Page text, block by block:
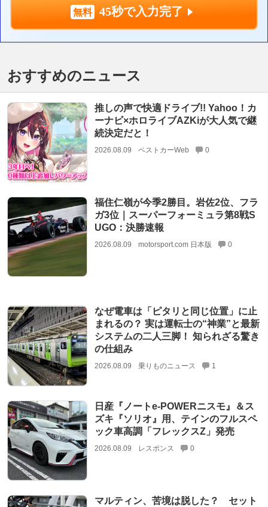
45秒で入力完了
おすすめのニュース
推しの声で快適ドライブ!! Yahoo！カ
ーナビ×ホロライブAZKiが大人気で継
続決定だと！
2026.08.09 ベストカーWeb 0
福住仁嶺が今季2勝目。岩佐2位、フラ
ガ3位｜スーパーフォーミュラ第8戦S
UGO：決勝速報
2026.08.09 motorsport.com 日本版 0
なぜ電車は「ピタリと同じ位置」に止
まれるの？ 実は運転士の“神業”と最新
システムの二人三脚！ 知られざる驚き
の仕組み
2026.08.09 乗りものニュース 1
日産『ノートe-POWERニスモ』＆ス
ズキ『ソリオ』用、テインのフルスペ
ック車高調「フレックスZ」発売
2026.08.09 レスポンス 0
マルティン、苦境は脱した？ セット